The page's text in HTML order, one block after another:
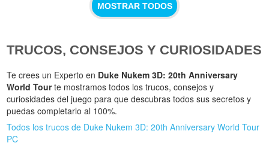
MOSTRAR TODOS
TRUCOS, CONSEJOS Y CURIOSIDADES
Te crees un Experto en Duke Nukem 3D: 20th Anniversary
World Tourte mostramos todos los trucos, consejos y
curiosidades del juego para que descubras todos sus secretos y
puedas completarlo al 100%.
Todos los trucos de Duke Nukem 3D: 20th Anniversary World Tour
PC